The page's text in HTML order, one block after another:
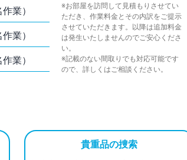
業）
業）
業）
※お部屋を訪問して見積もりさせてい
ただき、作業料金とその内訳をご提示
させていただきます。以降は追加料金
は発生いたしませんのでご安心くださ
い。
※記載のない間取りでも対応可能です
ので、詳しくはご相談ください。
貴重品の捜索